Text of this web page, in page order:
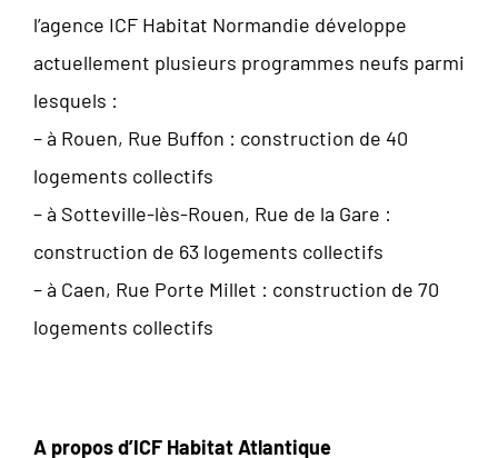
l’agence ICF Habitat Normandie développe
actuellement plusieurs programmes neufs parmi
lesquels :
– à Rouen, Rue Buffon : construction de 40
logements collectifs
– à Sotteville-lès-Rouen, Rue de la Gare :
construction de 63 logements collectifs
– à Caen, Rue Porte Millet : construction de 70
logements collectifs
A propos d’ICF Habitat Atlantique